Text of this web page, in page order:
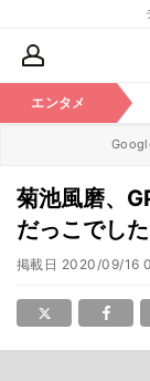
エンタメ
菊池風磨、
だっこでした
掲載日 2020/09/16